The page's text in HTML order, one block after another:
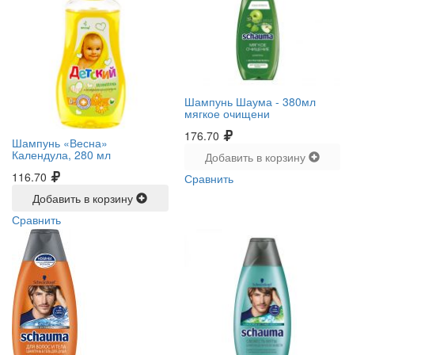
Шампунь «Весна»
Календула, 280 мл
116.70
Добавить в корзину
Сравнить
Шампунь Шаума - 380мл
мягкое очищени
176.70
Добавить в корзину
Сравнить